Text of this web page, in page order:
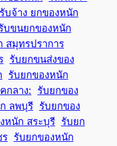
บจ้าง ยกของหนัก
บขนยกของหนัก
สมุทรปราการ
รับยกขนส่งของ
รับยกของหนัก
กลาง: รับยกของ
ลพบุรี รับยกของ
หนัก สระบุรี รับยก
ร รับยกของหนัก